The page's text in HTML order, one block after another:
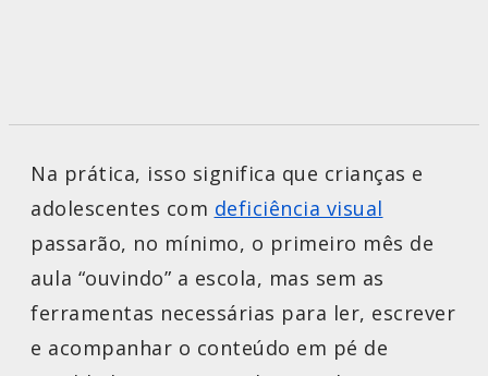
Na prática, isso significa que crianças e
adolescentes com deficiência visual
passarão, no mínimo, o primeiro mês de
aula “ouvindo” a escola, mas sem as
ferramentas necessárias para ler, escrever
e acompanhar o conteúdo em pé de